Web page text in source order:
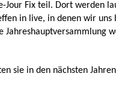
Fix teil. Dort werden
in live, in denen wir uns
Jahreshauptversammlung
sie in den nächsten